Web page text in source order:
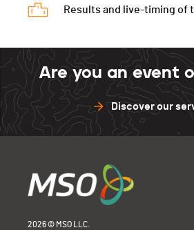
Results and live-timing of
Are you an event
Discover our
2026 © MSO LLC.